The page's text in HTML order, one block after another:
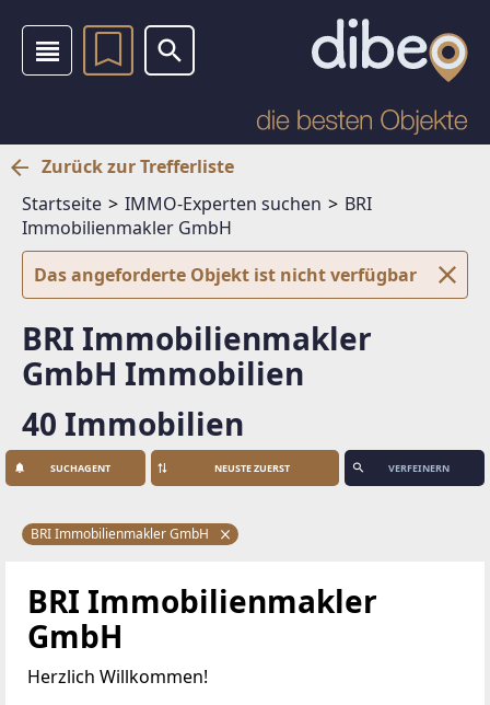
Zurück zur Trefferliste
Startseite
IMMO-Experten suchen
BRI
Immobilienmakler GmbH
Das angeforderte Objekt ist nicht verfügbar
BRI Immobilienmakler
GmbH Immobilien
40 Immobilien
SUCHAGENT VERFEINERN
BRI Immobilienmakler GmbH
BRI Immobilienmakler
GmbH
Herzlich Willkommen!